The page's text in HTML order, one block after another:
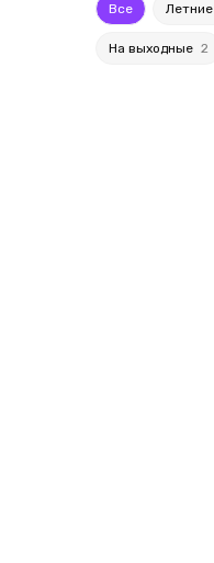
Все Летние
На выходные 2